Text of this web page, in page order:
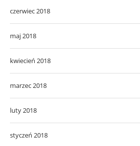
czerwiec 2018
maj 2018
kwiecień 2018
marzec 2018
luty 2018
styczeń 2018